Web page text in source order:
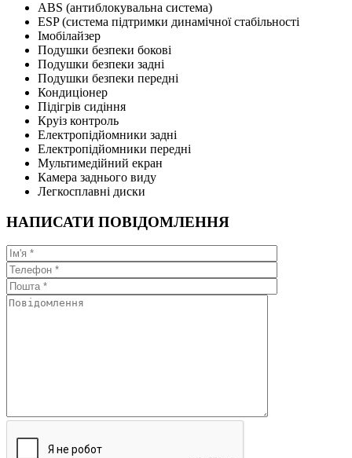
ABS (антиблокувальна система)
ESP (система підтримки динамічної стабільності
Імобілайзер
Подушки безпеки бокові
Подушки безпеки задні
Подушки безпеки передні
Кондиціонер
Підігрів сидіння
Круіз контроль
Електропідйомники задні
Електропідйомники передні
Мультимедійний екран
Камера заднього виду
Легкосплавні диски
НАПИСАТИ ПОВІДОМЛЕННЯ